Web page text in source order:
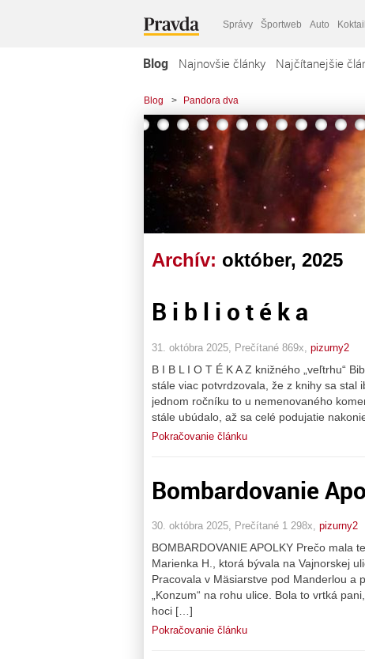
Správy Športweb Auto Koktail
Blog Najnovšie články Najčítanejšie
Blog > Pandora dva
Archív: október, 2025
B i b l i o t é k a
31. októbra 2025, Prečítané 869x, pizurny2
B I B L I O T É K A Z knižného „veľtrhu“
stále viac potvrdzovala, že z knihy sa stal
jednom ročníku to u nemenovaného
stále ubúdalo, až sa celé podujatie
Pokračovanie článku
Bombardovanie
30. októbra 2025, Prečítané 1 298x, pizurny2
BOMBARDOVANIE APOLKY Prečo mala
Marienka H., ktorá bývala na Vajnorskej
Pracovala v Mäsiarstve pod Manderlou a
„Konzum“ na rohu ulice. Bola to vrtká
hoci […]
Pokračovanie článku